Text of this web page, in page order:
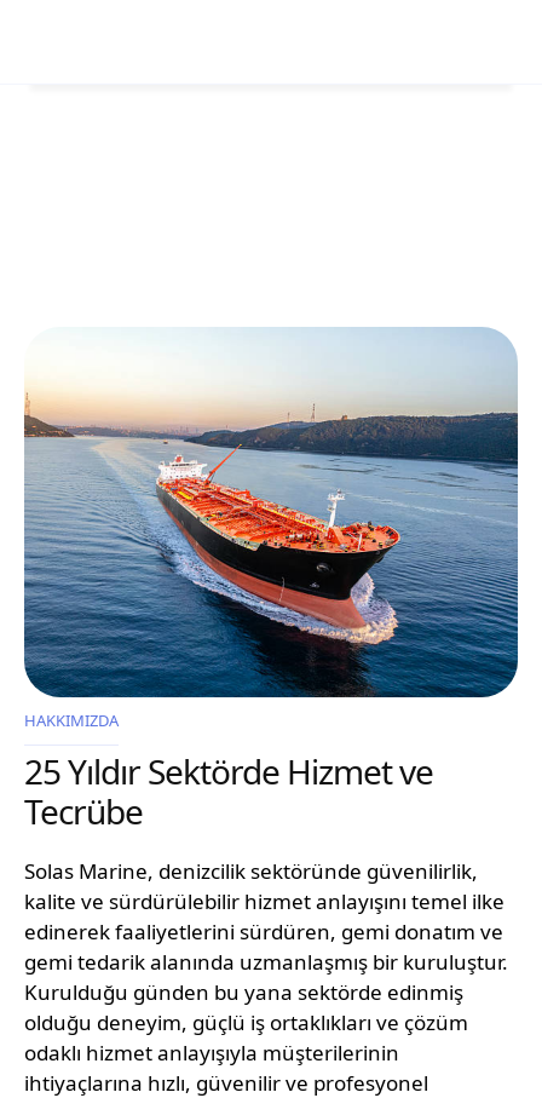
HAKKIMIZDA
25 Yıldır Sektörde Hizmet ve
Tecrübe
Solas Marine, denizcilik sektöründe güvenilirlik,
kalite ve sürdürülebilir hizmet anlayışını temel ilke
edinerek faaliyetlerini sürdüren, gemi donatım ve
gemi tedarik alanında uzmanlaşmış bir kuruluştur.
Kurulduğu günden bu yana sektörde edinmiş
olduğu deneyim, güçlü iş ortaklıkları ve çözüm
odaklı hizmet anlayışıyla müşterilerinin
ihtiyaçlarına hızlı, güvenilir ve profesyonel